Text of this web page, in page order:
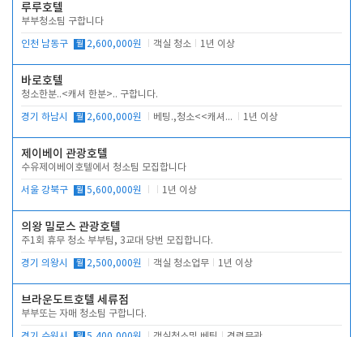
루루호텔
부부청소팀 구합니다
인천 남동구 월 2,600,000원 객실 청소 1년 이상
바로호텔
청소한분..<캐셔 한분>.. 구합니다.
경기 하남시 월 2,600,000원 베팅.,청소<<캐셔 모셔봅니다. 1년 이상
제이베이 관광호텔
수유제이베이호텔에서 청소팀 모집합니다
서울 강북구 월 5,600,000원 1년 이상
의왕 밀로스 관광호텔
주1회 휴무 청소 부부팀, 3교대 당번 모집합니다.
경기 의왕시 월 2,500,000원 객실 청소업무 1년 이상
브라운도트호텔 세류점
부부또는 자매 청소팀 구합니다.